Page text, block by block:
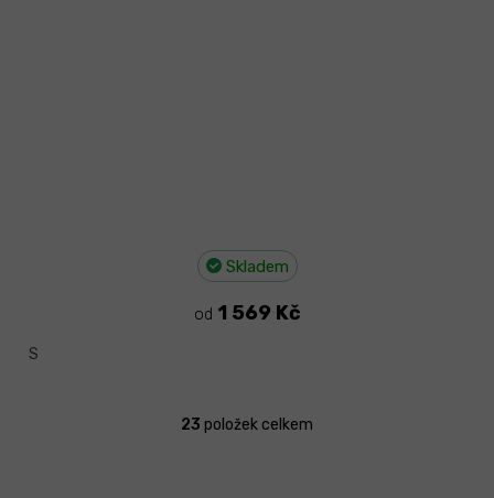
Skladem
od 1 569 Kč
S
O
23 položek celkem